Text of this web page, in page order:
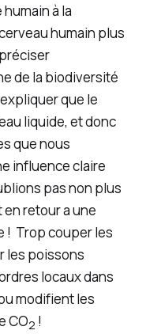
à la
humain plus
de la biodiversité
que le
liquide, et donc
que nous
influence claire
pas non plus
en retour a une
! Trop couper les
les poissons
locaux dans
modifient les
CO2 !